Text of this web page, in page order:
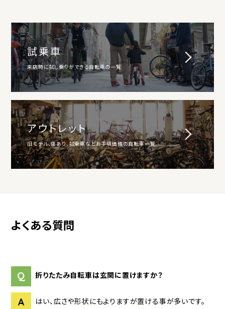
試乗車
来店時に試し乗りができる自転車の一覧
アウトレット
旧モデル、傷あり、試乗車などお手頃価格の自転車一覧
よくある質問
Q 折りたたみ自転車は玄関に置けますか？
A
はい、広さや形状にもよりますが置ける事が多いです。